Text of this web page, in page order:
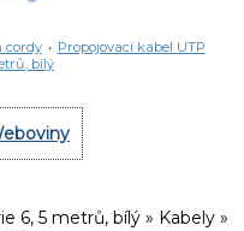
cordy • Propojovací kabel UTP
bílý